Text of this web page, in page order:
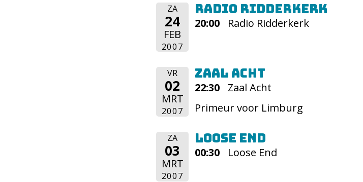
ZA
24
FEB
2007
Radio Ridderkerk
20:00 Radio Ridderkerk
VR
02
MRT
2007
Zaal Acht
22:30
Zaal Acht
Primeur voor Limburg
ZA
03
MRT
2007
Loose End
00:30 Loose End